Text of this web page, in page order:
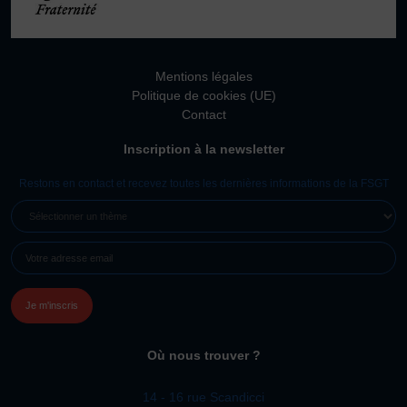
Vivicittà
ACTUALITÉS
JE SOUHAITE M’AFFILIER
Prise de licence
JE SOUHAITE TROUVER UN COMITÉ
JE SOUHAITE ADHÉRER
Affiliation
Honorabilité
Licence Omnisports
Certificat Médical
Mentions légales
Politique de cookies (UE)
Contact
Inscription à la newsletter
Restons en contact et recevez toutes les dernières informations de la FSGT
UN
(NÉCESSAIRE)
MAIL
Où nous trouver ?
14 - 16 rue Scandicci